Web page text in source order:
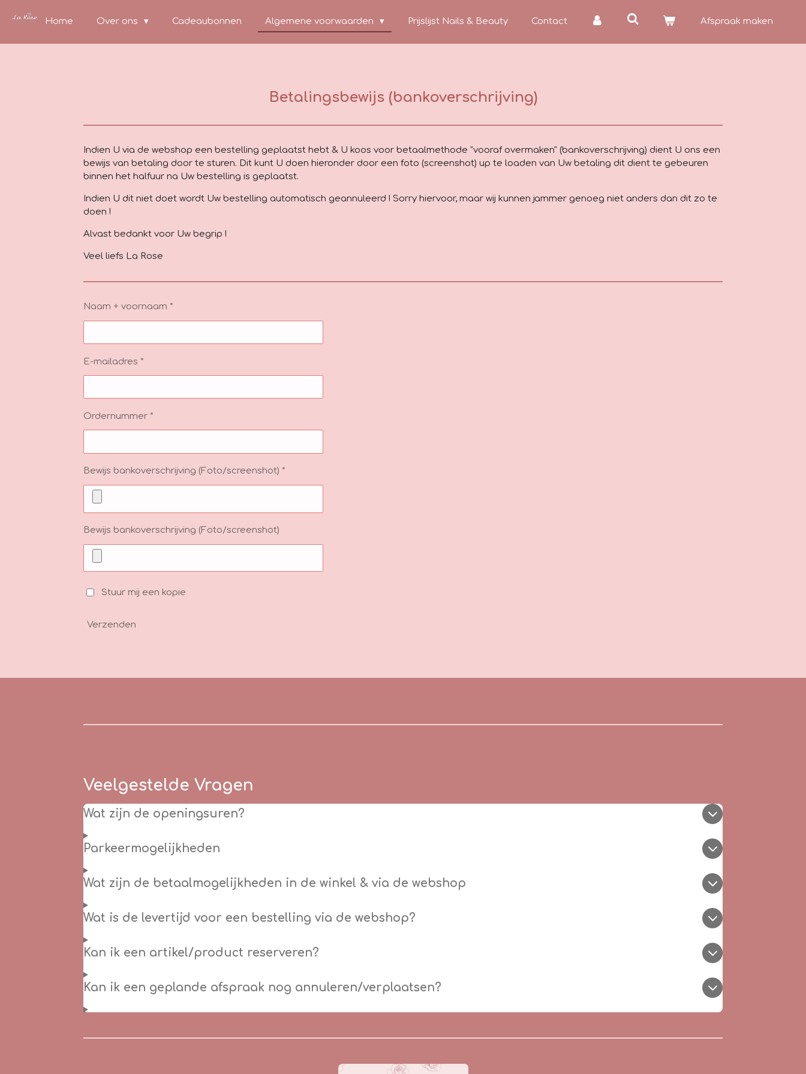
direct
Home Over ons Cadeaubonnen Algemene voorwaarden Prijslijst Nails & Beauty Contact Afspraak maken
Betalingsbewijs (bankoverschrijving)
Indien U via de webshop een bestelling geplaatst hebt & U koos voor betaalmethode "vooraf overmaken" (bankoverschrijving) dient U ons een
bewijs van betaling door te sturen. Dit kunt U doen hieronder door een foto (screenshot) up te loaden van Uw betaling dit dient te gebeuren
binnen het halfuur na Uw bestelling is geplaatst.
Indien U dit niet doet wordt Uw bestelling automatisch geannuleerd ! Sorry hiervoor, maar wij kunnen jammer genoeg niet anders dan dit zo te
doen !
Alvast bedankt voor Uw begrip !
Veel liefs La Rose
Naam + voornaam *
E-mailadres *
Ordernummer *
Bewijs bankoverschrijving (Foto/screenshot) *
Bewijs bankoverschrijving (Foto/screenshot)
Stuur mij een kopie
Verzenden
Veelgestelde Vragen
Wat zijn de openingsuren?
Parkeermogelijkheden
Wat zijn de betaalmogelijkheden in de winkel & via de webshop
Wat is de levertijd voor een bestelling via de webshop?
Kan ik een artikel/product reserveren?
Kan ik een geplande afspraak nog annuleren/verplaatsen?